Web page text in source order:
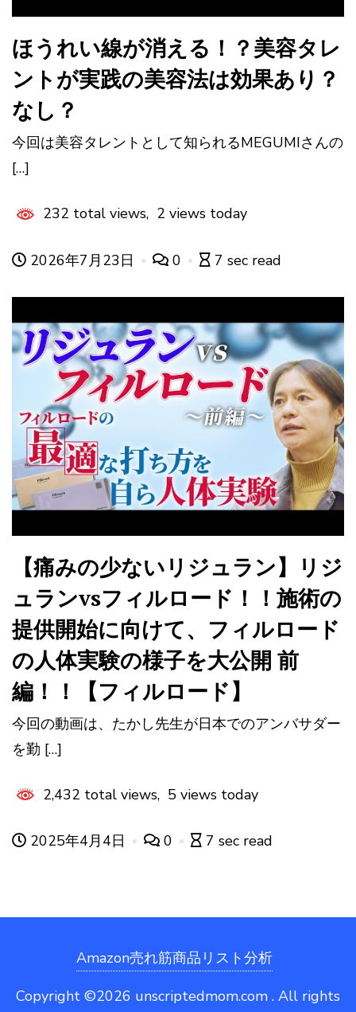
ほうれい線が消える！？美容タレ
ントが実践の美容法は効果あり？
なし？
今回は美容タレントとして知られるMEGUMIさんの
[…]
232 total views, 2 views today
2026年7月23日 0 7 sec read
【痛みの少ないリジュラン】リジ
ュランvsフィルロード！！施術の
提供開始に向けて、フィルロード
の人体実験の様子を大公開 前
編！！【フィルロード】
今回の動画は、たかし先生が日本でのアンバサダー
を勤 […]
2,432 total views, 5 views today
2025年4月4日 0 7 sec read
Amazon売れ筋商品リスト分析
Copyright ©2026 unscriptedmom.com . All rights